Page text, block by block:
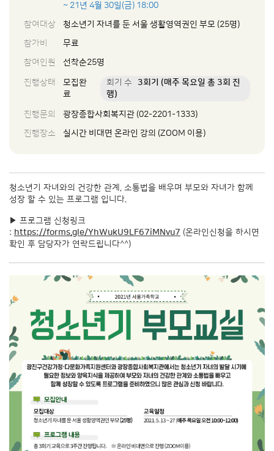
~ 21년 4월 30일(금) 18:00
참여대상
청소년기 자녀를 둔 서울 생활영역권인 부모 (25명)
참가비
무료
참여인원
선착순25명
진행상태
모집완
료
회기 수
3회기 (매주 목요일 총 3회 진
행)
진행문의
광장종합사회복지관 (02-2201-1333)
진행장소
실시간 비대면 온라인 강의 (ZOOM 이용)
청소년기 자녀와의 건강한 관계, 소통법을 배우며 부모와 자녀가 함께
성장 할 수 있는 프로그램 입니다.
▶ 프로그램 신청링크
: https://forms.gle/YhWukU9LF67iMNvu7 (온라인신청을 하시면
확인 후 담당자가 연락드립니다^^)